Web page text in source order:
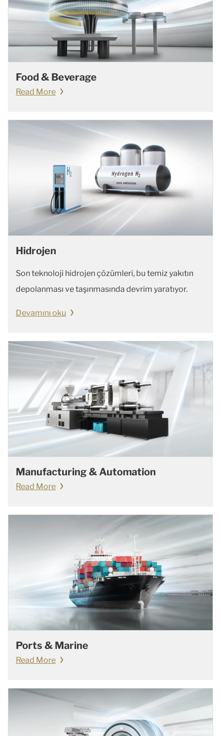
Food & Beverage
Read More
Hidrojen
Son teknoloji hidrojen çözümleri, bu temiz yakıtın
depolanması ve taşınmasında devrim yaratıyor.
Devamını oku
Manufacturing & Automation
Read More
Ports & Marine
Read More